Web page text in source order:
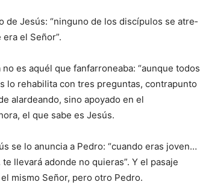
de Jesús: “ninguno de los discípulos se atre­
el Señor”.
es aquél que fanfarroneaba: “aunque todos
lo rehabilita con tres preguntas, contrapunto
alardeando, sino apo­yado en el
el que sabe es Jesús.
se lo anuncia a Pedro: “cuando eras joven…
llevará adonde no quieras”. Y el pasaje
mismo Señor, pero otro Pedro.